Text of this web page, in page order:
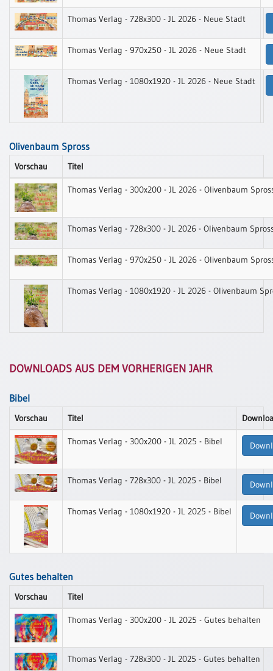
(Jubel)Hochzeit
Einzug
Frühjahr
Ostern
Weihnachten
Jahreswechsel
Urkunden
Sortimente
Neuerscheinungen
Themen
&
Taufe
Patenamt
Konfirmationsjubiläum
/
Eheschliessung
/
Hochzeitsjubiläum
neutrale
Urkunden
Abendmahlszulassung
/
Kirchen(wieder)eintritt
PC-
Poster
Neuerscheinungen
Einzelposter
A4
Thomas Verlag - 728x300 - JL 2026 - Neue Stadt
Thomas Verlag - 970x250 - JL 2026 - Neue Stadt
Thomas Verlag - 1080x1920 - JL 2026 - Neue Stadt
Olivenbaum Spross
Vorschau Titel
Thomas Verlag - 300x200 - JL 2026 - Olivenbaum
Thomas Verlag - 728x300 - JL 2026 - Olivenbaum
Thomas Verlag - 970x250 - JL 2026 - Olivenbaum
Thomas Verlag - 1080x1920 - JL 2026 - Olivenbaum
DOWNLOADS AUS DEM VORHERIGEN JAHR
Bibel
Vorschau Titel
Thomas Verlag - 300x200 - JL 2025 - Bibel
Thomas Verlag - 728x300 - JL 2025 - Bibel
Thomas Verlag - 1080x1920 - JL 2025 - Bibel
Gutes behalten
Vorschau Titel
Thomas Verlag - 300x200 - JL 2025 - Gutes behalten
Thomas Verlag - 728x300 - JL 2025 - Gutes behalten